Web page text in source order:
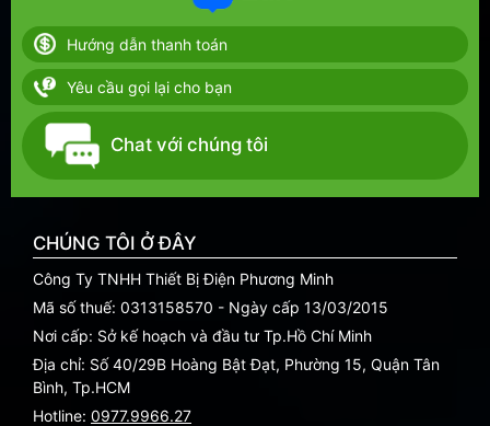
Hướng dẫn thanh toán
Yêu cầu gọi lại cho bạn
Chat với chúng tôi
CHÚNG TÔI Ở ĐÂY
Công Ty TNHH Thiết Bị Điện Phương Minh
Mã số thuế: 0313158570 - Ngày cấp 13/03/2015
Nơi cấp: Sở kế hoạch và đầu tư Tp.Hồ Chí Minh
Địa chỉ: Số 40/29B Hoàng Bật Đạt, Phường 15, Quận Tân
Bình, Tp.HCM
Hotline: 0977.9966.27